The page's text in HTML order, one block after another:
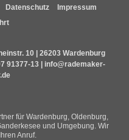
Datenschutz
Impressum
10 | 26203 Wardenburg
91377-13 | info@rademaker-
für Wardenburg, Oldenburg,
und Umgebung. Wir
Anruf.